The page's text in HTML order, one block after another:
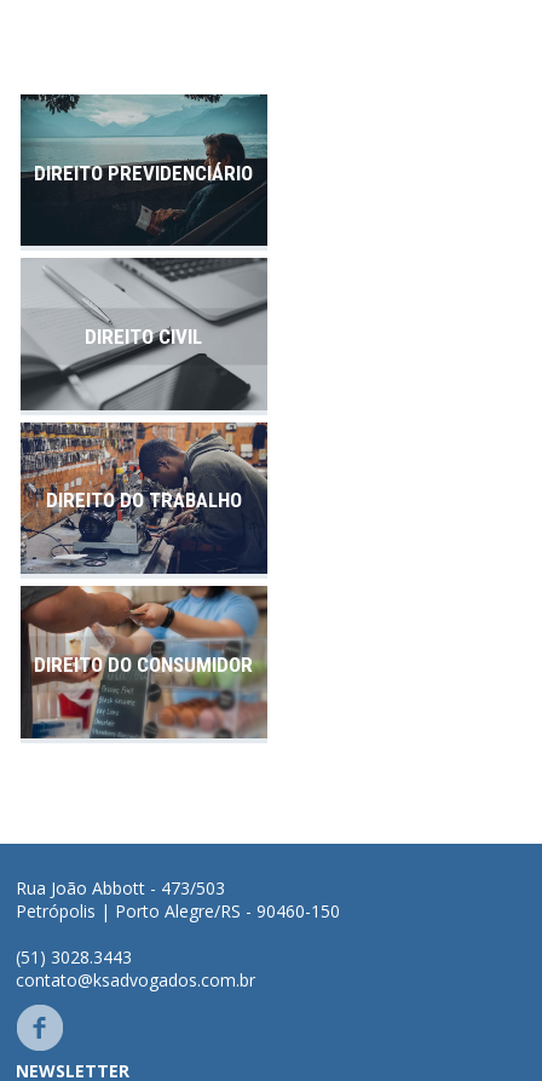
Contato
DIREITO PREVIDENCIÁRIO
DIREITO CIVIL
DIREITO DO TRABALHO
DIREITO DO CONSUMIDOR
Rua João Abbott - 473/503
Petrópolis | Porto Alegre/RS - 90460-150
(51) 3028.3443
contato@ksadvogados.com.br
NEWSLETTER